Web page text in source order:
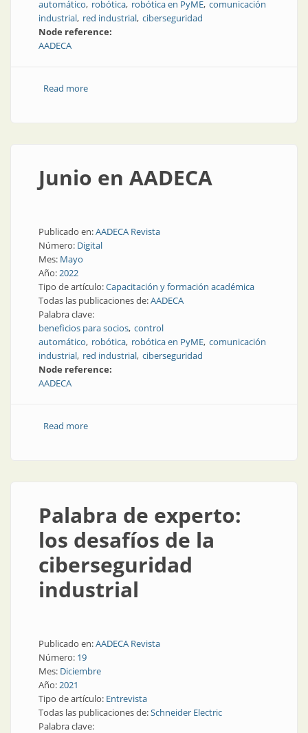
automático robótica robótica en PyME comunicación
industrial red industrial ciberseguridad
Node reference:
AADECA
Read moreabout Agosto en AADECA
Junio en AADECA
Publicado en:AADECA Revista
Número: Digital
Mes: Mayo
Año:2022
Tipo de artículo:Capacitación y formación académica
Todas las publicaciones de:AADECA
Palabra clave:
beneficios para socios control
automático robótica robótica en PyME comunicación
industrial red industrial ciberseguridad
Node reference:
AADECA
Read moreabout Junio en AADECA
Palabra de experto:
los desafíos de la
ciberseguridad
industrial
Publicado en:AADECA Revista
Número: 19
Mes: Diciembre
Año:2021
Tipo de artículo: Entrevista
Todas las publicaciones de:Schneider Electric
Palabra clave: